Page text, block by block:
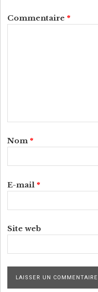
Commentaire *
Nom *
E-mail *
Site web